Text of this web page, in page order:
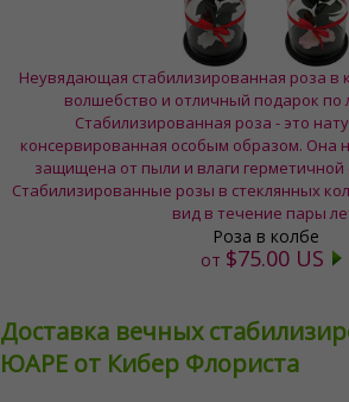
Неувядающая стабилизированная роза в
волшебство и отличный подарок по
Стабилизированная роза - это
консервированная особым образом. Она
защищена от пыли и влаги герметичной
Стабилизированные розы в стеклянных
вид в течение пары
Роза в колбе
от $75.00 US
Доставка вечных
ЮАРЕ от Кибер Флориста